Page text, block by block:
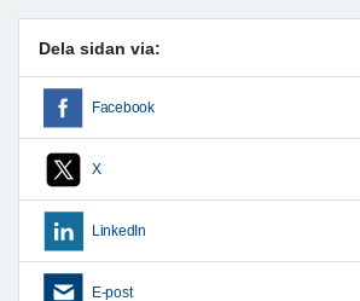
Dela sidan via:
Facebook
X
LinkedIn
E-post